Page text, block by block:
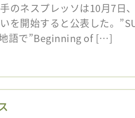
のネスプレッソは10月7日
を開始すると公表した。
語で”Beginning of […]